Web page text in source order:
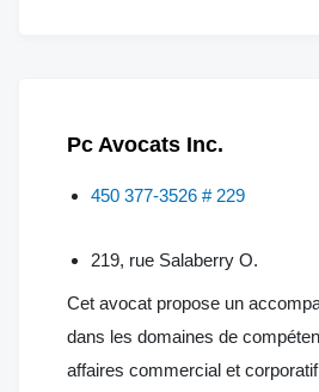
Pc Avocats Inc.
450 377-3526 # 229
219, rue Salaberry O.
Cet avocat propose un
dans les domaines de
affaires commercial et